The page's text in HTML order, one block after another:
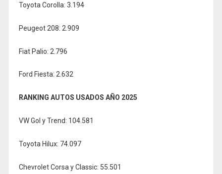
Toyota Corolla: 3.194
Peugeot 208: 2.909
Fiat Palio: 2.796
Ford Fiesta: 2.632
RANKING AUTOS USADOS AÑO 2025
VW Gol y Trend: 104.581
Toyota Hilux: 74.097
Chevrolet Corsa y Classic: 55.501